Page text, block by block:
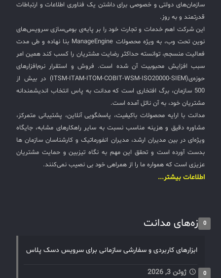
سازمان‌های دولتی و خصوصی برای داشتن یک فناوری اطلاعات و ارتباطات
قدرتمند و به روز.
این شرکت اهم خدمات و تجارت خود را بر پایه‌ی بومی‌سازی سرویس‌های
نوین تحت وب، به ویژه محصولات ManageEngine بنا نهاده و طی مدت
فعالیت منسجم، توانسته حداکثر رضایت مشتریان را کسب کند همین امر
سبب افزایش محبوبیت آن شده است. فروش و استقرار نرم‌افزارهای
حوزه‌ی(ITSM-ITAM-ITOM-COBIT-WSM-ISO20000-SIEM) در بیش از
500 سازمان، برگ افتخاری است که مدانت به پاس انتخاب اندیشمندانه
مشتریان خود، به آن نائل آمده است.
مدانت با ارایه محصولات باکیفیت، پاسخگویی آنلاین، پشتیبانی متمرکز،
مشاوره دقیق و هزینه مناسب نسبت به سایر راهکارهای مشابه، جایگاه
ویژه‌ای در بین مدیران ارشد، مدیران انفورماتیک و کارشناسان سازمان ها
بدست آورده است و تحقق این مهم به نگاه تیزبین و حمایت مشتریان
عزیزی است که همواره ما را از همراهی خود بی نصیب نمی‌کنند.
اطلاعات بیشتر...
تازه‌های مدانت0
ابزارهای کاربردی و سفارشی سازمانی برای سرویس دسک پلاس
ژوئن 3, 2026 0